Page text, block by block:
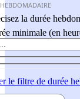
la durée
minimale (en
le filtre de durée